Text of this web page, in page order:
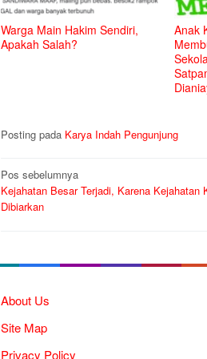
Warga Main Hakim Sendiri,
Apakah Salah?
Anak
Posting pada Karya Indah Pengunjung
Navigasi
pos
Pos sebelumnya
Kejahatan Besar Terjadi, Karena Kejahatan
Dibiarkan
About Us
Site Map
Privacy Policy